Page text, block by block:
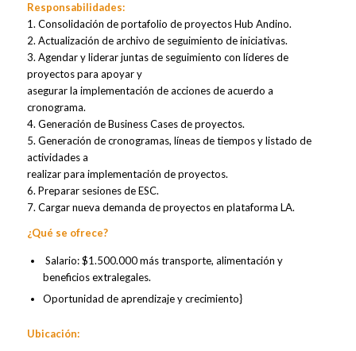
Responsabilidades:
1. Consolidación de portafolio de proyectos Hub Andino.
2. Actualización de archivo de seguimiento de iniciativas.
3. Agendar y liderar juntas de seguimiento con líderes de
proyectos para apoyar y
asegurar la implementación de acciones de acuerdo a
cronograma.
4. Generación de Business Cases de proyectos.
5. Generación de cronogramas, líneas de tiempos y listado de
actividades a
realizar para implementación de proyectos.
6. Preparar sesiones de ESC.
7. Cargar nueva demanda de proyectos en plataforma LA.
¿Qué se ofrece?
Salario: $1.500.000 más transporte, alimentación y
beneficios extralegales.
Oportunidad de aprendizaje y crecimiento}
Ubicación: